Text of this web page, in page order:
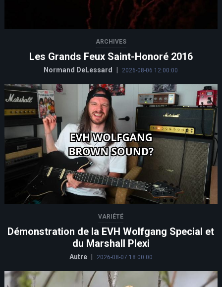
ARCHIVES
Les Grands Feux Saint-Honoré 2016
Normand DeLessard 2026-08-06 12:00:00
VARIÉTÉ
Démonstration de la EVH Wolfgang Special et
du Marshall Plexi
Autre 2026-08-07 18:00:00